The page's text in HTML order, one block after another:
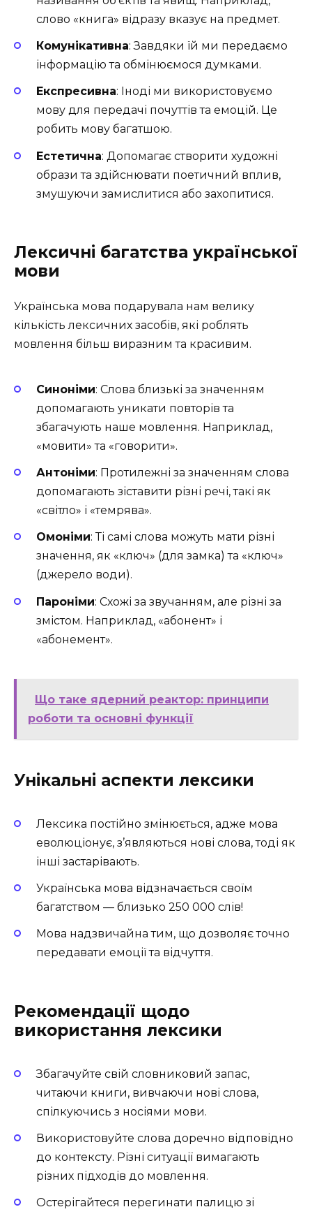
слово «книга» відразу вказує на предмет.
Комунікативна: Завдяки їй ми передаємо
інформацію та обмінюємося думками.
Експресивна: Іноді ми використовуємо
мову для передачі почуттів та емоцій. Це
робить мову багатшою.
Естетична: Допомагає створити художні
образи та здійснювати поетичний вплив,
змушуючи замислитися або захопитися.
Лексичні багатства української
мови
Українська мова подарувала нам велику
кількість лексичних засобів, які роблять
мовлення більш виразним та красивим.
Синоніми: Слова близькі за значенням
допомагають уникати повторів та
збагачують наше мовлення. Наприклад,
«мовити» та «говорити».
Антоніми: Протилежні за значенням слова
допомагають зіставити різні речі, такі як
«світло» і «темрява».
Омоніми: Ті самі слова можуть мати різні
значення, як «ключ» (для замка) та «ключ»
(джерело води).
Пароніми: Схожі за звучанням, але різні за
змістом. Наприклад, «абонент» і
«абонемент».
Що таке ядерний реактор: принципи
роботи та основні функції
Унікальні аспекти лексики
Лексика постійно змінюється, адже мова
еволюціонує, з’являються нові слова, тоді як
інші застарівають.
Українська мова відзначається своїм
багатством — близько 250 000 слів!
Мова надзвичайна тим, що дозволяє точно
передавати емоції та відчуття.
Рекомендації щодо
використання лексики
Збагачуйте свій словниковий запас,
читаючи книги, вивчаючи нові слова,
спілкуючись з носіями мови.
Використовуйте слова доречно відповідно
до контексту. Різні ситуації вимагають
різних підходів до мовлення.
Остерігайтеся перегинати палицю зі